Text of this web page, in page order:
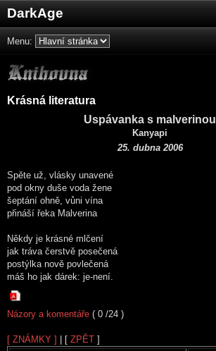
DarkAge
Menu:
Krásná literatura
Uspávanka s malverinou
Kanyapi
25. dubna 2006
Spěte už, vlásky unavené
pod okny duše voda žene
šeptání ohně, vůni vína
přináší řeka Malverina
Někdy je krásné mlčení
jak tráva čerstvě posečená
postýlka nově povlečená
máš ho jak dárek: je-není.
Názory a komentáře ( 0 /24 )
[ ZNÁMKY ] | [ ZPĚT ]